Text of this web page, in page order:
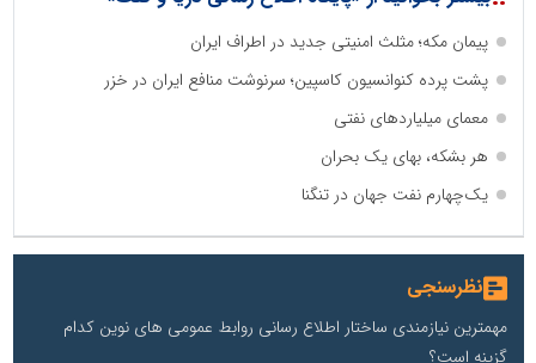
پیمان مکه؛ مثلث امنیتی جدید در اطراف ایران
پشت پرده کنوانسیون کاسپین؛ سرنوشت منافع ایران در خزر
معمای میلیاردهای نفتی
هر بشکه، بهای یک بحران
یک‌چهارم نفت جهان در تنگنا
نظرسنجی
مهمترین نیازمندی ساختار اطلاع رسانی روابط عمومی های نوین کدام
گزینه است؟